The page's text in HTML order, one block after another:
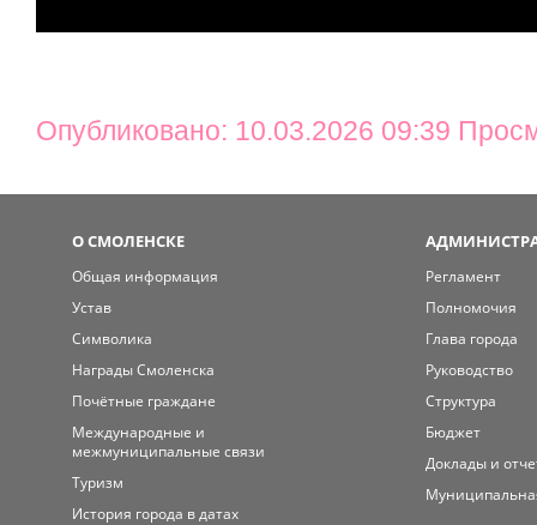
Опубликовано: 10.03.2026 09:39
О СМОЛЕНСКЕ
Общая информация
Устав
Символика
Награды Смоленска
Почётные граждане
Международные и
межмуниципальные связи
Туризм
История города в датах
Регламент
Полномочия
Глава города
Руководство
Структура
Бюджет
Доклады и